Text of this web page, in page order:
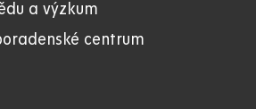
a výzkum
centrum